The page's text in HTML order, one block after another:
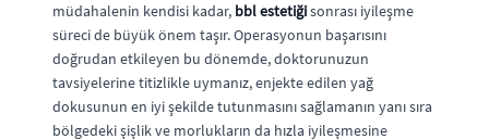
müdahalenin kendisi kadar, bbl estetiğisonrası iyileşme
süreci de büyük önem taşır. Operasyonun başarısını
doğrudan etkileyen bu dönemde, doktorunuzun
tavsiyelerine titizlikle uymanız, enjekte edilen yağ
dokusunun en iyi şekilde tutunmasını sağlamanın yanı sıra
bölgedeki şişlik ve morlukların da hızla iyileşmesine